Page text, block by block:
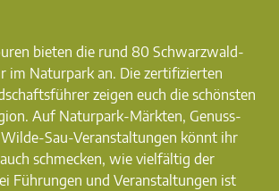
bieten die rund 80 Schwarzwald-
im Naturpark an. Die zertifizierten
zeigen euch die schönsten
Auf Naturpark-Märkten, Genuss-
Sau-Veranstaltungen könnt ihr
schmecken, wie vielfältig der
Führungen und Veranstaltungen ist